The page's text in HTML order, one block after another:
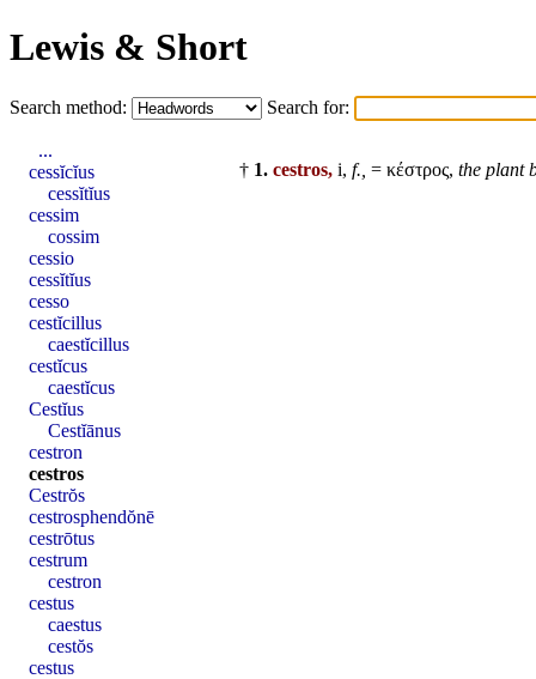
Lewis & Short
Search method: Search for:
† 1. cestros, i, f., = κέστρος, the plant
...
cessĭcĭus
cessĭtĭus
cessim
cossim
cessio
cessĭtĭus
cesso
cestĭcillus
caestĭcillus
cestĭcus
caestĭcus
Cestĭus
Cestĭānus
cestron
cestros
Cestrŏs
cestrosphendŏnē
cestrōtus
cestrum
cestron
cestus
caestus
cestŏs
cestus